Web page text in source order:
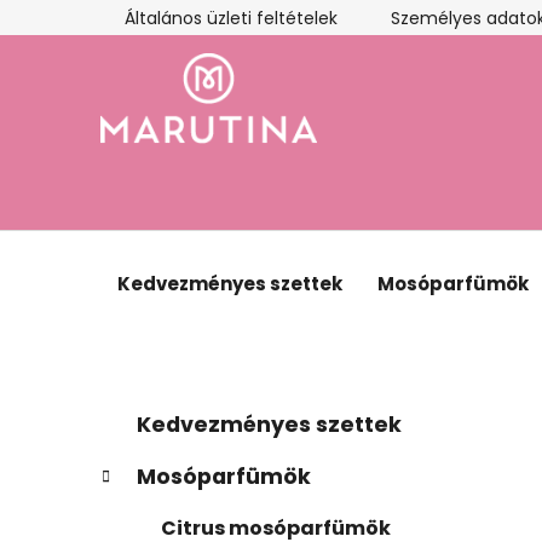
a
Általános üzleti feltételek Személyes
Kedvezményes szettek Mosóparfümök
d
Kategóriák
átugrása
t
e
Kedvezményes szettek
Mosóparfümök
Citrus mosóparfümök